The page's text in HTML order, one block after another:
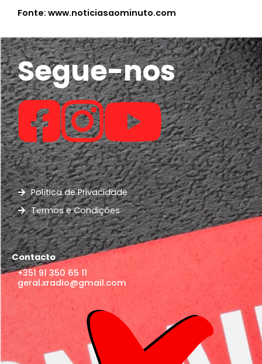
Fonte: www.noticiasaominuto.com
Segue-nos
Política de Privacidade
Termos e Condições
Contacto
+351 91 350 65 11
geral.xradio@gmail.com